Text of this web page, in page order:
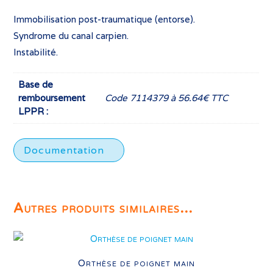
Immobilisation post-traumatique (entorse).
Syndrome du canal carpien.
Instabilité.
Base de
remboursement
LPPR :
Code 7114379 à 56.64€ TTC
Documentation
Autres produits similaires...
Orthèse de poignet main